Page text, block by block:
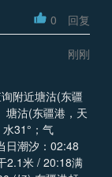
0 回复
刚刚
附近塘沽(东疆
塘沽(东疆港，天
31°；气
日潮汐：02:48
2.1米 / 20:18满